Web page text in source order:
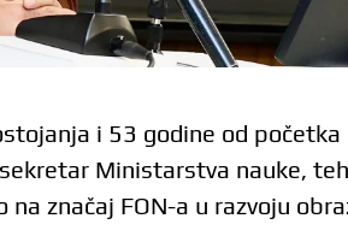
i 53 godine od
Ministarstva nauke,
značaj FON-a u razvoju